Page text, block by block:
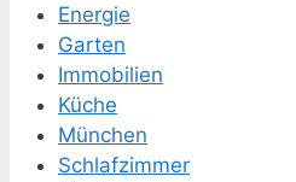
Energie
Garten
Immobilien
Küche
München
Schlafzimmer